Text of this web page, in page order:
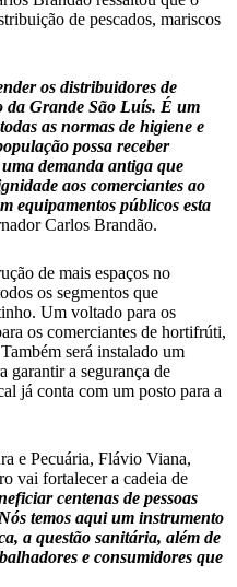
de pescados, mariscos
os distribuidores de
da Grande São Luís. É um
as normas de higiene e
possa receber
demanda antiga que
aos comerciantes ao
equipamentos públicos esta
Carlos Brandão.
de mais espaços no
os segmentos que
Um voltado para os
os comerciantes de hortifrúti,
será instalado um
garantir a segurança de
já conta com um posto para a
e Pecuária, Flávio Viana,
vai fortalecer a cadeia de
centenas de pessoas
temos aqui um instrumento
a questão sanitária, além de
e consumidores que